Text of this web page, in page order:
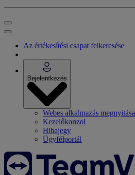
Az értékesítési csapat felkeresése
Bejelentkezés
Webes alkalmazás megnyitása
Kezelőkonzol
Hibajegy
Ügyfélportál